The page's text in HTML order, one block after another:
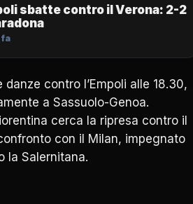
sbatte contro il Verona: 2-2
fa
danze contro l’Empoli alle 18.30,
a Sassuolo-Genoa.
cerca la ripresa contro il
con il Milan, impegnato
la Salernitana.